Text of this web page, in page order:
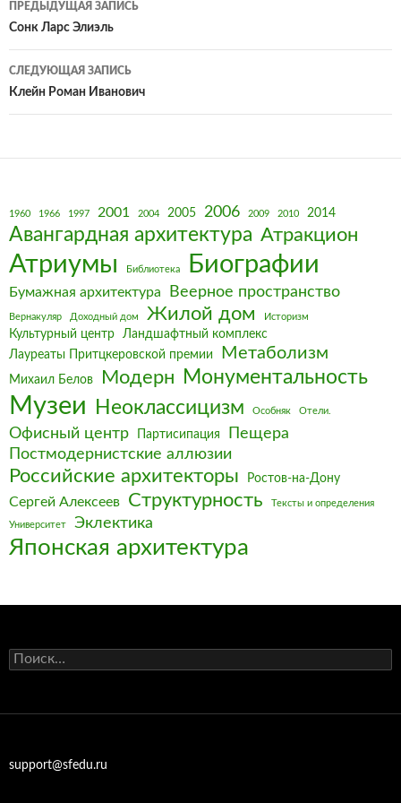
по
записям
ПРЕДЫДУЩАЯ ЗАПИСЬ
Сонк Ларс Элиэль
СЛЕДУЮЩАЯ ЗАПИСЬ
Клейн Роман Иванович
1960 1966 1997 2001 2004 2005 2006 2009 2010 2014
Авангардная архитектура Атракцион
Атриумы Библиотека Биографии
Бумажная архитектура Веерное пространство
Вернакуляр Доходный дом Жилой дом Историзм
Культурный центр
Ландшафтный комплекс
Лауреаты Притцкеровской премии
Метаболизм
Михаил Белов Модерн Монументальность
Музеи Неоклассицизм Особняк Отели.
Офисный центр Партисипация
Пещера
Постмодернистские аллюзии
Российские архитекторы Ростов-на-Дону
Сергей Алексеев Структурность Тексты и определения
Университет Эклектика
Японская архитектура
Найти:
support@sfedu.ru